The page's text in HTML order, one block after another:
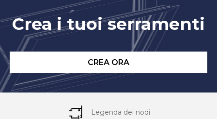
Crea i tuoi serramenti
CREA ORA
Legenda dei nodi